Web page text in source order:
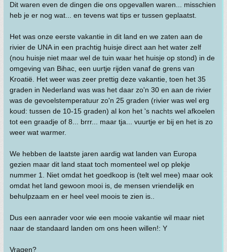
Dit waren even de dingen die ons opgevallen waren... misschien
heb je er nog wat... en tevens wat tips er tussen geplaatst.
Het was onze eerste vakantie in dit land en we zaten aan de
rivier de UNA in een prachtig huisje direct aan het water zelf
(nou huisje niet maar wel de tuin waar het huisje op stond) in de
omgeving van Bihac, een uurtje rijden vanaf de grens van
Kroatië. Het weer was zeer prettig deze vakantie, toen het 35
graden in Nederland was was het daar zo'n 30 en aan de rivier
was de gevoelstemperatuur zo'n 25 graden (rivier was wel erg
koud: tussen de 10-15 graden) al kon het 's nachts wel afkoelen
tot een graadje of 8... brrr... maar tja... vuurtje er bij en het is zo
weer wat warmer.
We hebben de laatste jaren aardig wat landen van Europa
gezien maar dit land staat toch momenteel wel op plekje
nummer 1. Niet omdat het goedkoop is (telt wel mee) maar ook
omdat het land gewoon mooi is, de mensen vriendelijk en
behulpzaam en er heel veel moois te zien is..
Dus een aanrader voor wie een mooie vakantie wil maar niet
naar de standaard landen om ons heen willen!: Y
Vragen?